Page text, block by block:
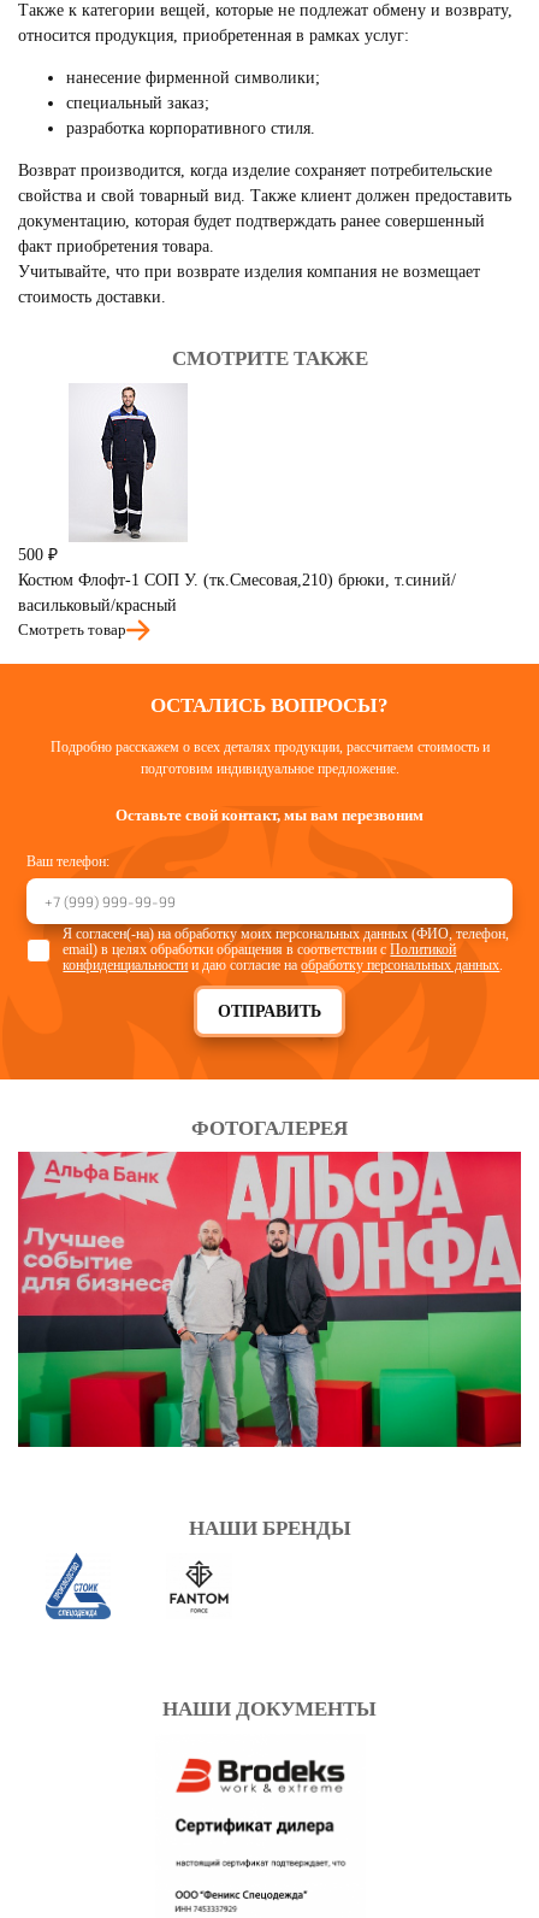
Также к категории вещей, которые не подлежат обмену и возврату,
относится продукция, приобретенная в рамках услуг:
нанесение фирменной символики;
специальный заказ;
разработка корпоративного стиля.
Возврат производится, когда изделие сохраняет потребительские
свойства и свой товарный вид. Также клиент должен предоставить
документацию, которая будет подтверждать ранее совершенный
факт приобретения товара.
Учитывайте, что при возврате изделия компания не возмещает
стоимость доставки.
СМОТРИТЕ ТАКЖЕ
500 ₽
Костюм Флофт-1 СОП У. (тк.Смесовая,210) брюки, т.синий/
васильковый/красный
Смотреть товар
ОСТАЛИСЬ ВОПРОСЫ?
Подробно расскажем о всех деталях продукции, рассчитаем стоимость и
подготовим индивидуальное предложение.
Оставьте свой контакт, мы вам перезвоним
Ваш телефон:
ОТПРАВИТЬ
Я согласен(-на) на обработку моих персональных данных (ФИО, телефон,
email) в целях обработки обращения в соответствии сПолитикой
конфиденциальности и даю согласие наобработку персональных данных.
ФОТОГАЛЕРЕЯ
НАШИ БРЕНДЫ
НАШИ ДОКУМЕНТЫ